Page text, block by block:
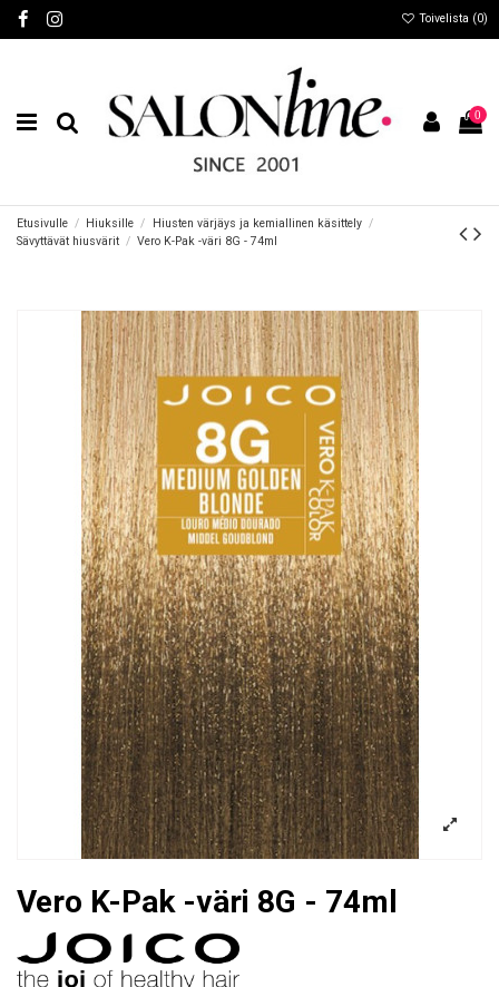
Toivelista (0)
0
Etusivulle Hiuksille
Hiusten värjäys ja kemiallinen käsittely
Sävyttävät hiusvärit
Vero K-Pak -väri 8G - 74ml
Vero K-Pak -väri 8G - 74ml